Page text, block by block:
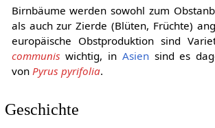
Birnbäume werden sowohl zum
als auch zur Zierde (Blüten, Früchte)
europäische Obstproduktion sind
communis wichtig, in Asiensind es
von Pyrus pyrifolia.
Geschichte